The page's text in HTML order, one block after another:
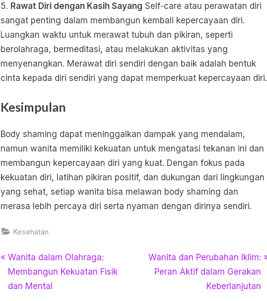
Rawat Diri dengan Kasih Sayang Self-care atau perawatan diri
sangat penting dalam membangun kembali kepercayaan diri.
Luangkan waktu untuk merawat tubuh dan pikiran, seperti
berolahraga, bermeditasi, atau melakukan aktivitas yang
menyenangkan. Merawat diri sendiri dengan baik adalah bentuk
cinta kepada diri sendiri yang dapat memperkuat kepercayaan diri.
Kesimpulan
Body shaming dapat meninggalkan dampak yang mendalam,
namun wanita memiliki kekuatan untuk mengatasi tekanan ini dan
membangun kepercayaan diri yang kuat. Dengan fokus pada
kekuatan diri, latihan pikiran positif, dan dukungan dari lingkungan
yang sehat, setiap wanita bisa melawan body shaming dan
merasa lebih percaya diri serta nyaman dengan dirinya sendiri.
Kesehatan
Navigasi
pos
P
r
e
Wanita dalam Olahraga:
Membangun Kekuatan Fisik
dan Mental
N
Wanita dan Perubahan Iklim:
Peran Aktif dalam Gerakan
Keberlanjutan